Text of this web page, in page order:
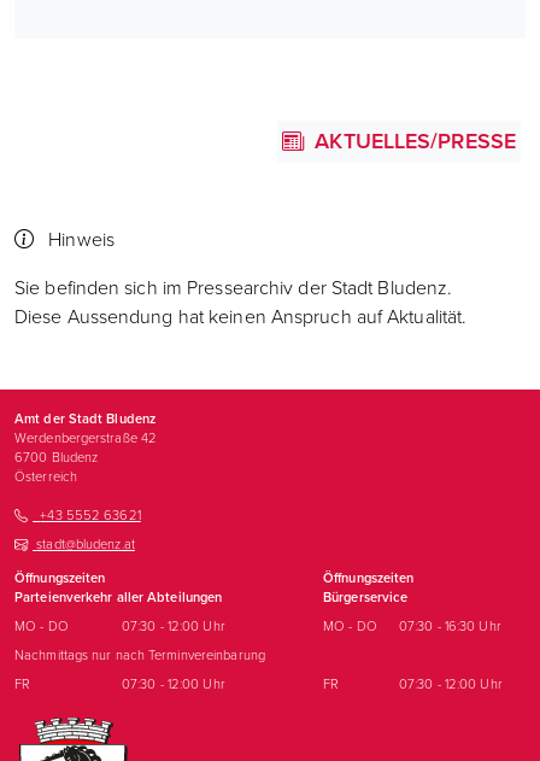
AKTUELLES/PRESSE
Hinweis
Sie befinden sich im Pressearchiv der Stadt Bludenz.
Diese Aussendung hat keinen Anspruch auf Aktualität.
Amt der Stadt Bludenz
Werdenbergerstraße 42
6700 Bludenz
Österreich
+43 5552 63621
stadt@bludenz.at
Öffnungszeiten
Parteienverkehr aller Abteilungen
Öffnungszeiten
Bürgerservice
MO - DO
07:30 - 12:00 Uhr MO - DO
07:30 - 16:30 Uhr
Nachmittags nur nach Terminvereinbarung
FR
07:30 - 12:00 Uhr FR 07:30 - 12:00 Uhr